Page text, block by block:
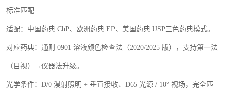
标准匹配
适配：中国药典 ChP、欧洲药典 EP、美国药典 USP三色药典模式。
对应药典：通则 0901 溶液颜色检查法（2020/2025 版），支持第一法
（目视）→仪器法升级。
光学条件： D/0 漫射照明 + 垂直接收、 D65 光源 / 10° 视场，完全匹